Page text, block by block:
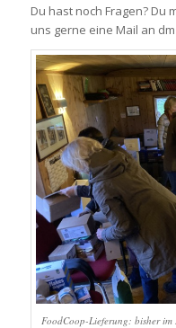
Du hast noch Fragen? Du
uns gerne eine Mail an
FoodCoop-Lieferung: bisher